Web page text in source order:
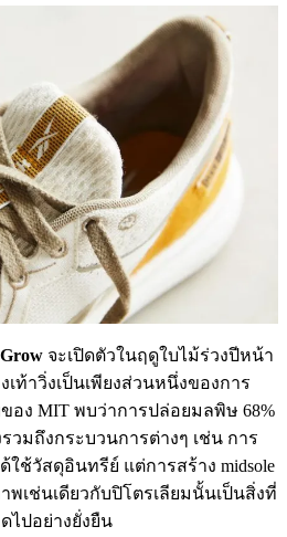
จะเปิดตัวในฤดูใบไม้ร่วงปีหน้า
เท้าวิ่งเป็นเพียงส่วนหนึ่งของการ
อง MIT พบว่าการปล่อยมลพิษ 68%
วมถึงกระบวนการต่างๆ เช่น การ
ช้วัสดุอินทรีย์ แต่การสร้าง midsole
เช่นเดียวกับปิโตรเลียมนั้นเป็นสิ่งที่
ไปอย่างยั่งยืน